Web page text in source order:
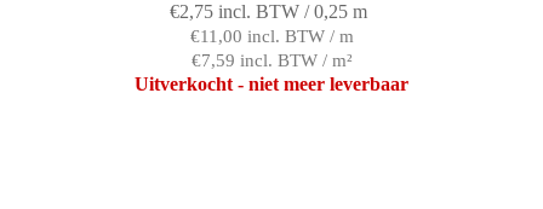
€2,75 incl. BTW / 0,25 m
€11,00 incl. BTW / m
€7,59 incl. BTW / m²
Uitverkocht - niet meer leverbaar